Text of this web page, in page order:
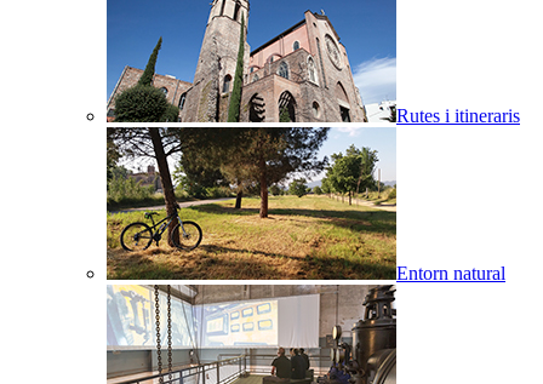
Rutes i itineraris
Entorn natural